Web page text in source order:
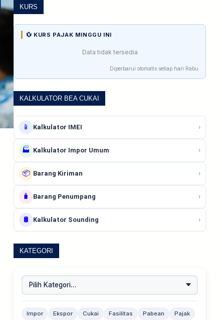
KURS
💱 KURS PAJAK MINGGU INI
Data tidak tersedia
Diperbarui otomatis setiap hari Rabu
KALKULATOR BEA CUKAI
📱 Kalkulator IMEI ›
🏭 Kalkulator Impor Umum ›
📦 Barang Kiriman ›
🧳 Barang Penumpang ›
🛢️ Kalkulator Sounding ›
KATEGORI
Impor Ekspor Cukai Fasilitas Pabean
Pajak